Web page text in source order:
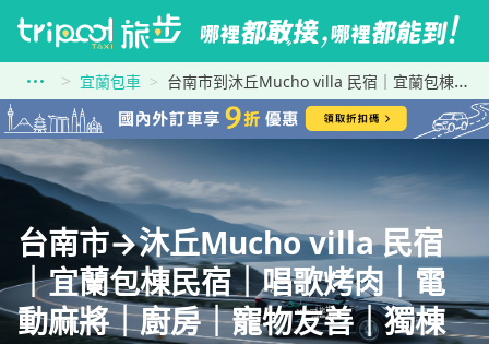
宜蘭包車 台南市到沐丘Mucho villa 民宿｜宜蘭包棟民宿｜唱歌烤肉｜電動麻將｜廚房｜寵物友善｜獨棟民宿
台南市→沐丘Mucho villa 民宿
｜宜蘭包棟民宿｜唱歌烤肉｜電
動麻將｜廚房｜寵物友善｜獨棟